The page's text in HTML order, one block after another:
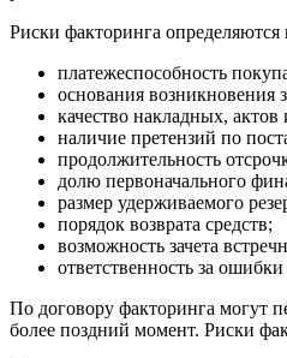
Риски факторинга
платежеспособность
основания возникновения
качество накладных,
наличие претензий по
продолжительность
долю первоначального
размер удерживаемого
порядок возврата средств;
возможность зачета
ответственность за
По договору факторинга могут
более поздний момент. Риски